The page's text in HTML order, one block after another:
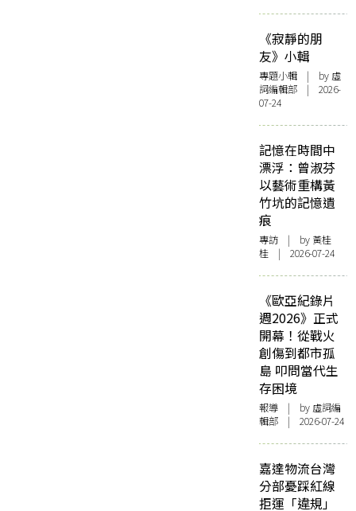
《寂靜的朋
友》小輯
專題小輯 | by 虛
詞編輯部 | 2026-
07-24
記憶在時間中
漂浮：曾淑芬
以藝術重構黃
竹坑的記憶遺
痕
專訪 | by 黃桂
桂 | 2026-07-24
《歐亞紀錄片
週2026》正式
開幕！從戰火
創傷到都市孤
島 叩問當代生
存困境
報導 | by 虛詞編
輯部 | 2026-07-24
嘉達物流台灣
分部憂踩紅線
拒運「違規」